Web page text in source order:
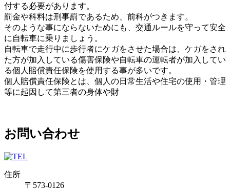
付する必要があります。
罰金や科料は刑事罰であるため、前科がつきます。
そのような事にならないためにも、交通ルールを守って安全
に自転車に乗りましょう。
自転車で走行中に歩行者にケガをさせた場合は、ケガをされ
た方が加入している傷害保険や自転車の運転者が加入してい
る個人賠償責任保険を使用する事が多いです。
個人賠償責任保険とは、個人の日常生活や住宅の使用・管理
等に起因して第三者の身体や財
お問い合わせ
住所
〒573-0126